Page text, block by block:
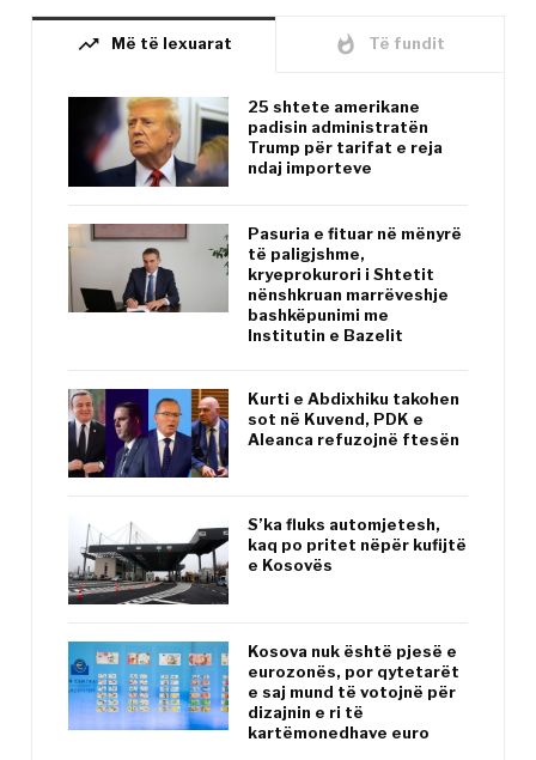
trending_up Më të lexuarat whatshot Të fundit
25 shtete amerikane
padisin administratën
Trump për tarifat e reja
ndaj importeve
Pasuria e fituar në mënyrë
të paligjshme,
kryeprokurori i Shtetit
nënshkruan marrëveshje
bashkëpunimi me
Institutin e Bazelit
Kurti e Abdixhiku takohen
sot në Kuvend, PDK e
Aleanca refuzojnë ftesën
S’ka fluks automjetesh,
kaq po pritet nëpër kufijtë
e Kosovës
Kosova nuk është pjesë e
eurozonës, por qytetarët
e saj mund të votojnë për
dizajnin e ri të
kartëmonedhave euro